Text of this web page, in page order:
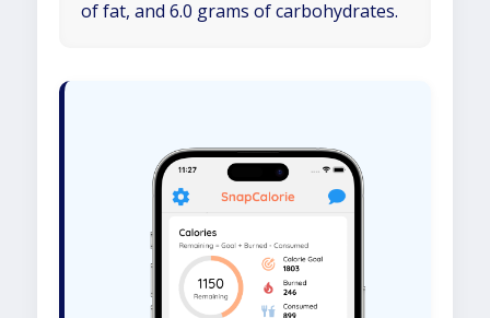
of fat, and 6.0 grams of carbohydrates.